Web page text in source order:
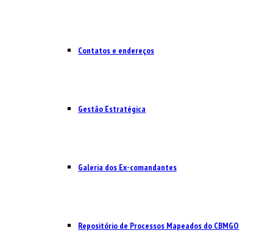
Contatos e endereços
Gestão Estratégica
Galeria dos Ex-comandantes
Repositório de Processos Mapeados do CBMGO